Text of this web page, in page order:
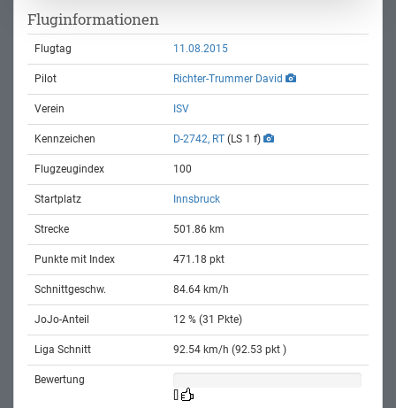
Fluginformationen
Flugtag 11.08.2015
Pilot Richter-Trummer David
Verein ISV
Kennzeichen D-2742, RT (LS 1 f)
Flugzeugindex 100
Startplatz Innsbruck
Strecke 501.86 km
Punkte mit Index 471.18 pkt
Schnittgeschw. 84.64 km/h
JoJo-Anteil 12 % (31 Pkte)
Liga Schnitt 92.54 km/h (92.53 pkt )
Bewertung